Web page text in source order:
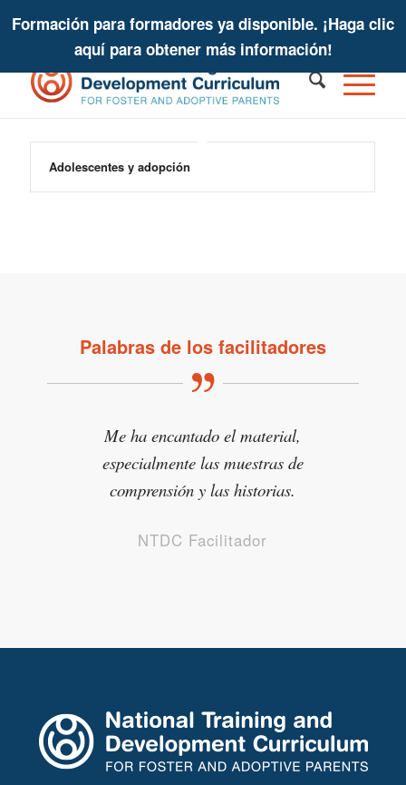
Formación para formadores ya disponible. ¡Haga clic
aquí para obtener más información!
Adolescentes y adopción
Palabras de los facilitadores
Me ha encantado el material,
especialmente las muestras de
comprensión y las historias.
NTDC Facilitador